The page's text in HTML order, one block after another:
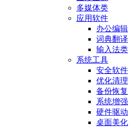
多媒体类
应用软件
办公编辑
词典翻译
输入法类
系统工具
安全软件
优化清理
备份恢复
系统增强
硬件驱动
桌面美化